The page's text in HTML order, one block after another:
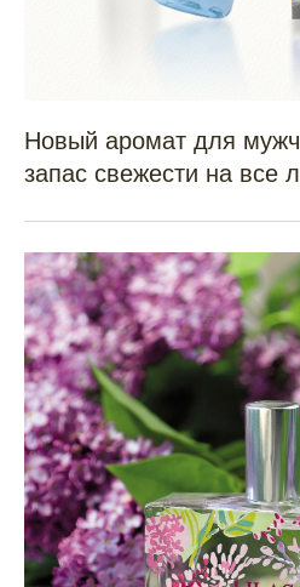
Новый аромат для
запас свежести на все